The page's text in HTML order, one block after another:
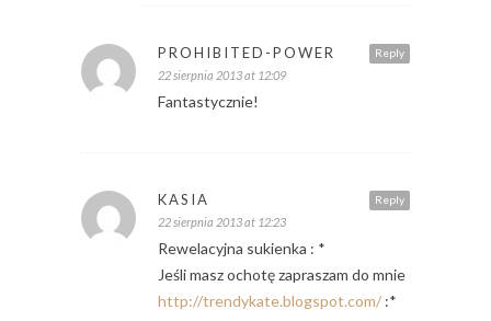
Reply
PROHIBITED-POWER
22 sierpnia 2013 at 12:09
Fantastycznie!
Reply
KASIA
22 sierpnia 2013 at 12:23
Rewelacyjna sukienka : *
Jeśli masz ochotę zapraszam do mnie
http://trendykate.blogspot.com/ :*